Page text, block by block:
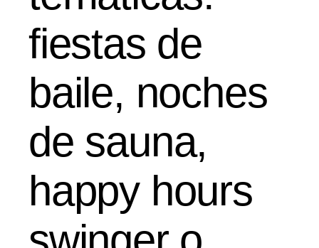
fiestas de
baile, noches
de sauna,
happy hours